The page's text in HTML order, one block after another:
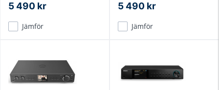
5 490 kr
Jämför
5 490 kr
Jämför